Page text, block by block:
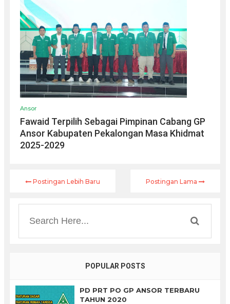
Ansor
Fawaid Terpilih Sebagai Pimpinan Cabang GP
Ansor Kabupaten Pekalongan Masa Khidmat
2025-2029
Postingan Lebih Baru Postingan Lama
POPULAR POSTS
PD PRT PO GP ANSOR TERBARU
TAHUN 2020